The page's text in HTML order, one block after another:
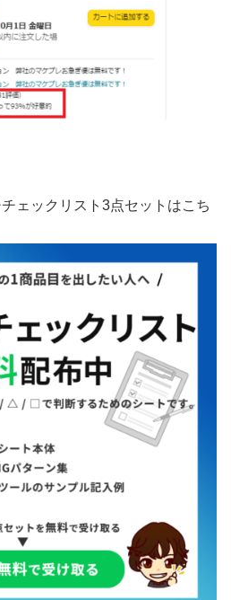
ェックリスト3点セットはこち